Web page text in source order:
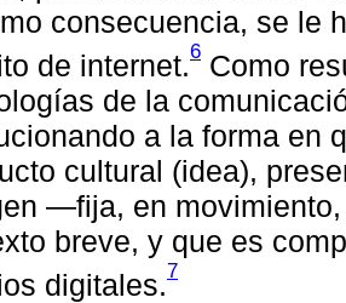
consecuencia, se le
de internet.6 Como
de la
a la forma en
cultural (idea),
―fija, en
breve, y que es
digitales.7